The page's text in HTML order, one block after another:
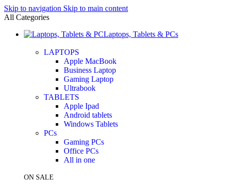
Skip to navigation Skip to main content
All Categories
Laptops, Tablets & PCs
LAPTOPS
Apple MacBook
Business Laptop
Gaming Laptop
Ultrabook
TABLETS
Apple Ipad
Android tablets
Windows Tablets
PCs
Gaming PCs
Office PCs
All in one
ON SALE